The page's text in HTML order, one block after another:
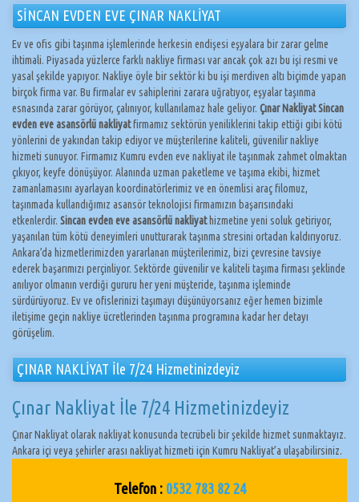
SİNCAN EVDEN EVE ÇINAR NAKLİYAT
Ev ve ofis gibi taşınma işlemlerinde herkesin endişesi eşyalara bir zarar gelme
ihtimali. Piyasada yüzlerce farklı nakliye firması var ancak çok azı bu işi resmi ve
yasal şekilde yapıyor. Nakliye öyle bir sektör ki bu işi merdiven altı biçimde yapan
birçok firma var. Bu firmalar ev sahiplerini zarara uğratıyor, eşyalar taşınma
esnasında zarar görüyor, çalınıyor, kullanılamaz hale geliyor. Çınar Nakliyat Sincan
evden eve asansörlü nakliyatfirmamız sektörün yeniliklerini takip ettiği gibi kötü
yönlerini de yakından takip ediyor ve müşterilerine kaliteli, güvenilir nakliye
hizmeti sunuyor. Firmamız Kumru evden eve nakliyat ile taşınmak zahmet olmaktan
çıkıyor, keyfe dönüşüyor. Alanında uzman paketleme ve taşıma ekibi, hizmet
zamanlamasını ayarlayan koordinatörlerimiz ve en önemlisi araç filomuz,
taşınmada kullandığımız asansör teknolojisi firmamızın başarısındaki
etkenlerdir. Sincan evden eve asansörlü nakliyathizmetine yeni soluk getiriyor,
yaşanılan tüm kötü deneyimleri unutturarak taşınma stresini ortadan kaldırıyoruz.
Ankara’da hizmetlerimizden yararlanan müşterilerimiz, bizi çevresine tavsiye
ederek başarımızı perçinliyor. Sektörde güvenilir ve kaliteli taşıma firması şeklinde
anılıyor olmanın verdiği gururu her yeni müşteride, taşınma işleminde
sürdürüyoruz. Ev ve ofislerinizi taşımayı düşünüyorsanız eğer hemen bizimle
iletişime geçin nakliye ücretlerinden taşınma programına kadar her detayı
görüşelim.
ÇINAR NAKLİYAT İle 7/24 Hizmetinizdeyiz
Çınar Nakliyat İle 7/24 Hizmetinizdeyiz
Çınar Nakliyat olarak nakliyat konusunda tecrübeli bir şekilde hizmet sunmaktayız.
Ankara içi veya şehirler arası nakliyat hizmeti için Kumru Nakliyat’a ulaşabilirsiniz.
Telefon : 0532 783 82 24